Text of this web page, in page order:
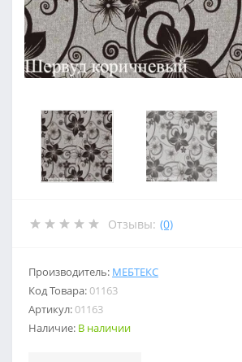
Отзывы: (0)
Производитель: МЕБТЕКС
Код Товара:01163
Артикул:01163
Наличие: В наличии